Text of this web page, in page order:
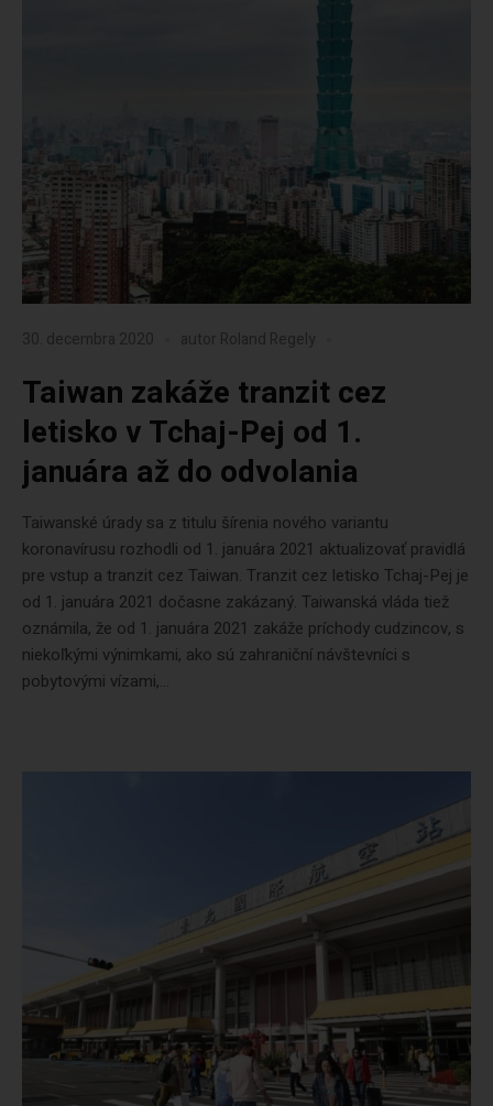
30. decembra 2020 autor Roland Regely
Taiwan zakáže tranzit cez
letisko v Tchaj-Pej od 1.
januára až do odvolania
Taiwanské úrady sa z titulu šírenia nového variantu
koronavírusu rozhodli od 1. januára 2021 aktualizovať pravidlá
pre vstup a tranzit cez Taiwan. Tranzit cez letisko Tchaj-Pej je
od 1. januára 2021 dočasne zakázaný. Taiwanská vláda tiež
oznámila, že od 1. januára 2021 zakáže príchody cudzincov, s
niekoľkými výnimkami, ako sú zahraniční návštevníci s
pobytovými vízami,...